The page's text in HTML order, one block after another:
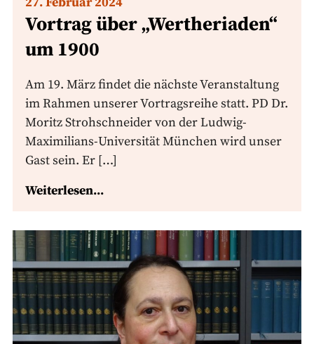
Vortrag über „Wertheriaden“
um 1900
Am 19. März findet die nächste Veranstaltung
im Rahmen unserer Vortragsreihe statt. PD Dr.
Moritz Strohschneider von der Ludwig-
Maximilians-Universität München wird unser
Gast sein. Er […]
Weiterlesen...